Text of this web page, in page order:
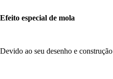
Efeito especial de mola
Devido ao seu desenho e